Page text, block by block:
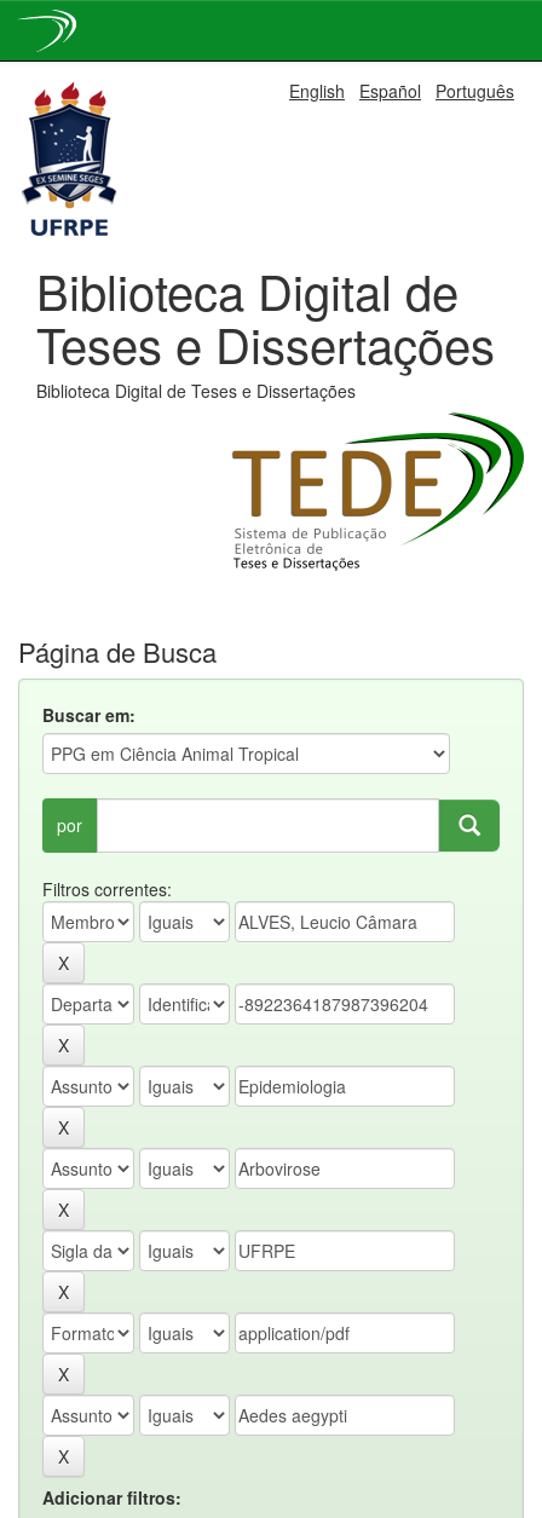
navigation
English Español Português
Biblioteca Digital de
Teses e Dissertações
Biblioteca Digital de Teses e Dissertações
Página de Busca
Buscar em:
por
Filtros correntes:
Adicionar filtros: